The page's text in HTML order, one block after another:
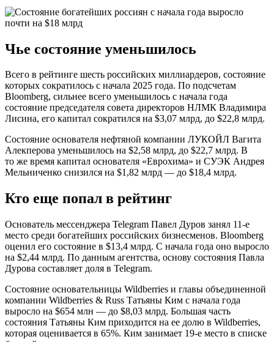
Чье состояние уменьшилось
Всего в рейтинге шесть российских миллиардеров, состояние
которых сократилось с начала 2025 года. По подсчетам
Bloomberg, сильнее всего уменьшилось с начала года
состояние председателя совета директоров НЛМК Владимира
Лисина, его капитал сократился на $3,07 млрд, до $22,8 млрд.
Состояние основателя нефтяной компании ЛУКОЙЛ Вагита
Алекперова уменьшилось на $2,58 млрд, до $22,7 млрд. В
то же время капитал основателя «Еврохима» и СУЭК Андрея
Мельниченко снизился на $1,82 млрд — до $18,4 млрд.
Кто еще попал в рейтинг
Основатель мессенджера Telegram Павел Дуров занял 11-е
место среди богатейших российских бизнесменов. Bloomberg
оценил его состояние в $13,4 млрд. С начала года оно выросло
на $2,44 млрд. По данным агентства, основу состояния Павла
Дурова составляет доля в Telegram.
Состояние основательницы Wildberries и главы объединенной
компании Wildberries & Russ Татьяны Ким с начала года
выросло на $654 млн — до $8,03 млрд. Большая часть
состояния Татьяны Ким приходится на ее долю в Wildberries,
которая оценивается в 65%. Ким занимает 19-е место в списке